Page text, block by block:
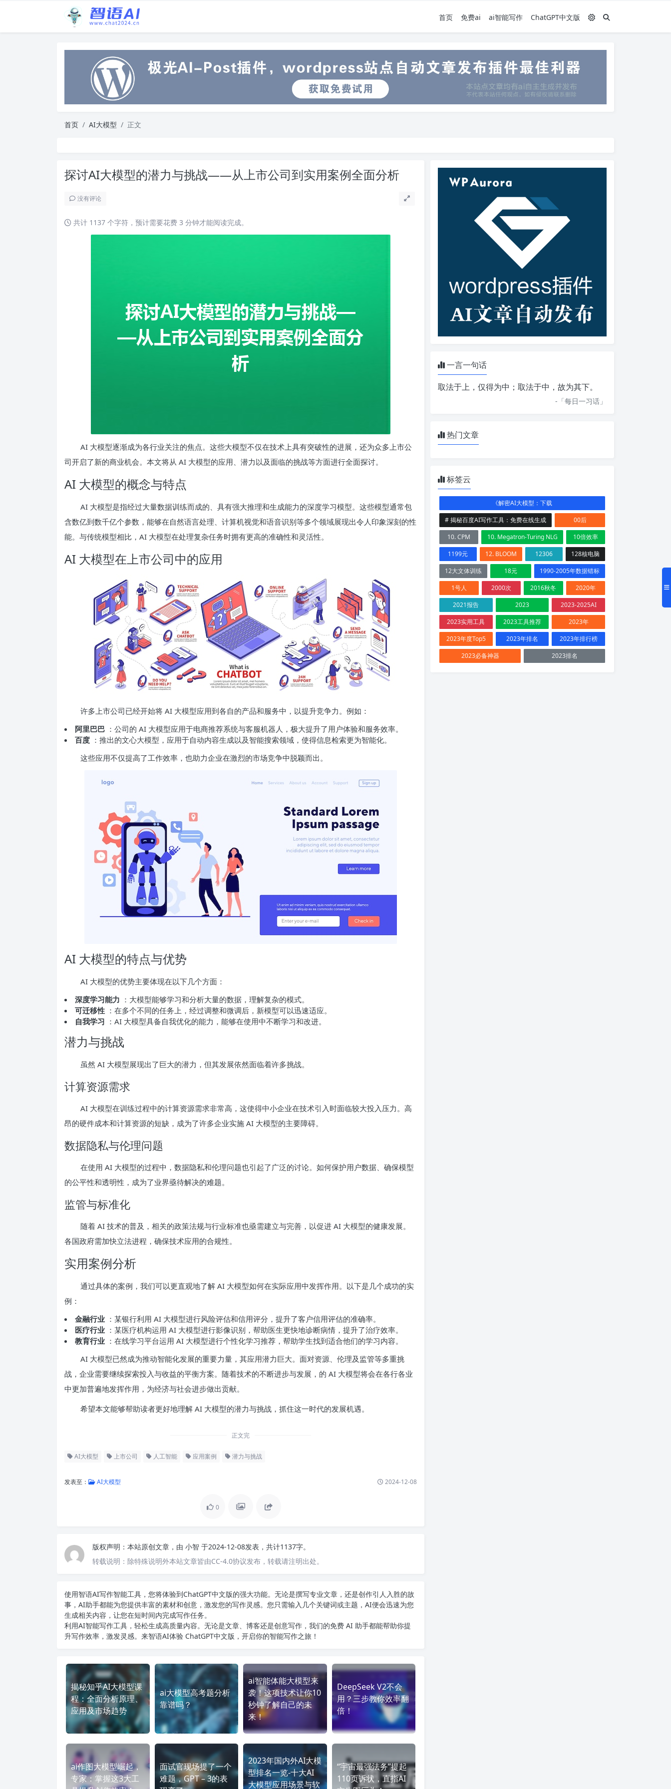
首页 免费ai ai智能写作 ChatGPT中文版
首页 AI大模型 正文
探讨AI大模型的潜力与挑战——从上市公司到实用案例全面分析
没有评论
共计 1137 个字符，预计需要花费 3 分钟才能阅读完成。
AI 大模型逐渐成为各行业关注的焦点。这些大模型不仅在技术上具有突破性的进展，还为众多上市公
司开启了新的商业机会。本文将从 AI 大模型的应用、潜力以及面临的挑战等方面进行全面探讨。
AI 大模型的概念与特点
AI 大模型是指经过大量数据训练而成的、具有强大推理和生成能力的深度学习模型。这些模型通常包
含数亿到数千亿个参数，能够在自然语言处理、计算机视觉和语音识别等多个领域展现出令人印象深刻的性
能。与传统模型相比，AI 大模型在处理复杂任务时拥有更高的准确性和灵活性。
AI 大模型在上市公司中的应用
许多上市公司已经开始将 AI 大模型应用到各自的产品和服务中，以提升竞争力。例如：
阿里巴巴 ：公司的 AI 大模型应用于电商推荐系统与客服机器人，极大提升了用户体验和服务效率。
百度 ：推出的文心大模型，应用于自动内容生成以及智能搜索领域，使得信息检索更为智能化。
这些应用不仅提高了工作效率，也助力企业在激烈的市场竞争中脱颖而出。
AI 大模型的特点与优势
AI 大模型的优势主要体现在以下几个方面：
深度学习能力 ：大模型能够学习和分析大量的数据，理解复杂的模式。
可迁移性 ：在多个不同的任务上，经过调整和微调后，新模型可以迅速适应。
自我学习 ：AI 大模型具备自我优化的能力，能够在使用中不断学习和改进。
潜力与挑战
虽然 AI 大模型展现出了巨大的潜力，但其发展依然面临着许多挑战。
计算资源需求
AI 大模型在训练过程中的计算资源需求非常高，这使得中小企业在技术引入时面临较大投入压力。高
昂的硬件成本和计算资源的短缺，成为了许多企业实施 AI 大模型的主要障碍。
数据隐私与伦理问题
在使用 AI 大模型的过程中，数据隐私和伦理问题也引起了广泛的讨论。如何保护用户数据、确保模型
的公平性和透明性，成为了业界亟待解决的难题。
监管与标准化
随着 AI 技术的普及，相关的政策法规与行业标准也亟需建立与完善，以促进 AI 大模型的健康发展。
各国政府需加快立法进程，确保技术应用的合规性。
实用案例分析
通过具体的案例，我们可以更直观地了解 AI 大模型如何在实际应用中发挥作用。以下是几个成功的实
例：
金融行业 ：某银行利用 AI 大模型进行风险评估和信用评分，提升了客户信用评估的准确率。
医疗行业 ：某医疗机构运用 AI 大模型进行影像识别，帮助医生更快地诊断病情，提升了治疗效率。
教育行业 ：在线学习平台运用 AI 大模型进行个性化学习推荐，帮助学生找到适合他们的学习内容。
AI 大模型已然成为推动智能化发展的重要力量，其应用潜力巨大。面对资源、伦理及监管等多重挑
战，企业需要继续探索投入与收益的平衡方案。随着技术的不断进步与发展，的 AI 大模型将会在各行各业
中更加普遍地发挥作用，为经济与社会进步做出贡献。
希望本文能够帮助读者更好地理解 AI 大模型的潜力与挑战，抓住这一时代的发展机遇。
正文完
AI大模型 上市公司 人工智能 应用案例 潜力与挑战
发表至： AI大模型 2024-12-08
0
版权声明： 本站原创文章，由 小智 于2024-12-08发表，共计1137字。
转载说明： 除特殊说明外本站文章皆由CC-4.0协议发布，转载请注明出处。
使用智语AI写作智能工具，您将体验到ChatGPT中文版的强大功能。无论是撰写专业文章，还是创作引人入胜的故
事，AI助手都能为您提供丰富的素材和创意，激发您的写作灵感。您只需输入几个关键词或主题，AI便会迅速为您
生成相关内容，让您在短时间内完成写作任务。
利用AI智能写作工具，轻松生成高质量内容。无论是文章、博客还是创意写作，我们的免费 AI 助手都能帮助你提
升写作效率，激发灵感。来智语AI体验 ChatGPT中文版 ，开启你的智能写作之旅！
揭秘知乎AI大模型课
程：全面分析原理、
应用及市场趋势
ai大模型高考题分析
靠谱吗？
ai智能体能大模型来
袭！这项技术让你10
秒钟了解自己的未
来！
DeepSeek V2不会
用？三步教你效率翻
倍！
ai作图大模型崛起，
专家：掌握这3大工
面试官现场提了一个
难题，GPT – 3的表
2023年国内外AI大模
型排名一览-十大AI
大模型应用场景与软
“宇宙最强法务”提起
110页诉状，直指AI
一言一句话
取法于上，仅得为中；取法于中，故为其下。
-「每日一习话 」
热门文章
标签云
《解密AI大模型：下载
# 揭秘百度AI写作工具：免费在线生成
00后
10. CPM
10. Megatron-Turing NLG
10倍效率
1199元
12. BLOOM 12306
128核电脑
12大文体训练
18元
1990-2005年数据错标
1号人
2000次 2016秋冬
2020年
2021报告
2023
2023-2025AI
2023实用工具
2023工具推荐
2023年
2023年度Top5
2023年排名
2023年排行榜
2023必备神器
2023排名